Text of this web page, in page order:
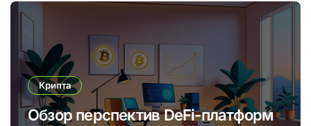
Крипта
Обзор перспектив DeFi-платформ